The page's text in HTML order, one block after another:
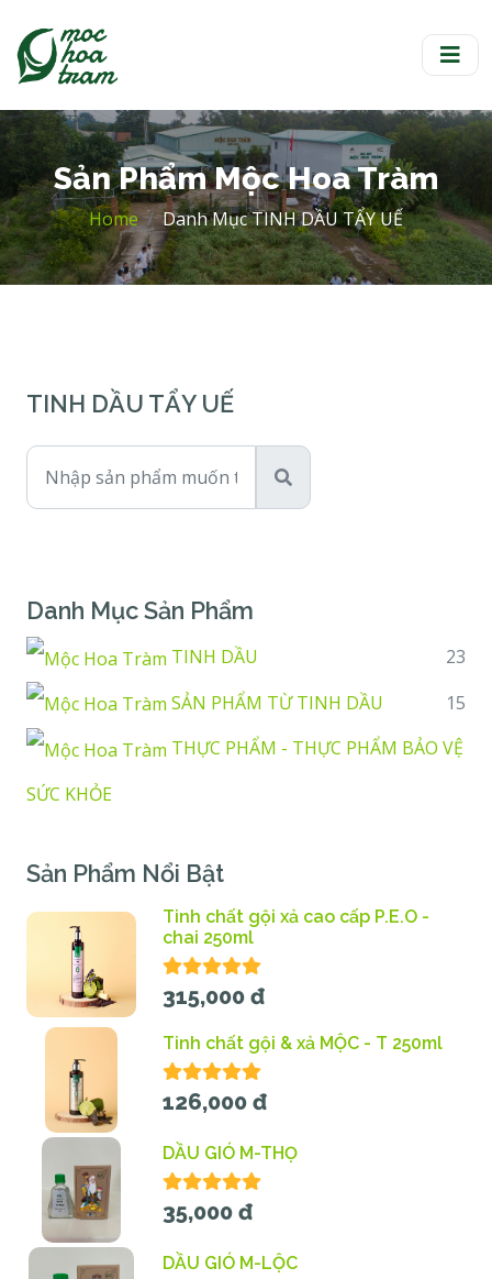
Sản Phẩm Mộc Hoa Tràm
Home Danh Mục TINH DẦU TẨY UẾ
TINH DẦU TẨY UẾ
Danh Mục Sản Phẩm
TINH DẦU
23
SẢN PHẨM TỪ TINH DẦU
15
THỰC PHẨM - THỰC PHẨM BẢO VỆ
SỨC KHỎE
Sản Phẩm Nổi Bật
Tinh chất gội xả cao cấp P.E.O -
chai 250ml
315,000 đ
Tinh chất gội & xả MỘC - T 250ml
126,000 đ
DẦU GIÓ M-THỌ
35,000 đ
DẦU GIÓ M-LỘC